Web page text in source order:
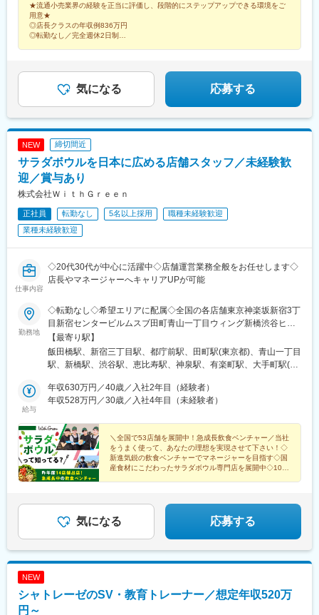
倉市、藤沢市、大和市、相模原市◆埼玉エリア越谷市◆千葉エリ
ア柏市◆静岡エリア伊東市、下田市※下記は勤務地の一例となりま
す※受動喫煙対策：敷地内喫煙可能場所あり
島駅、戸塚駅、都立大学駅、長原駅(東京都)、仲町台駅、中山駅
(神奈川県)、根岸駅(神奈川県)、東長崎駅、東林間駅、藤が丘駅(神
奈川県)、二子玉川駅、自由が丘駅、鷺沼駅、町田駅、武蔵溝ノ口
駅、三鷹駅、南町田グランベリーパーク駅、宮崎台駅、武蔵小杉
洋光台駅、横浜駅、柏の葉キャンパス駅、新綱島駅、渋谷駅、田
園調布駅、乃木坂駅、代官山駅、日吉駅(神奈川県)、大倉山駅(神
奈川県)、溝の口駅、用賀駅、長津田駅、多摩川駅、元住吉駅、す
駅、大崎広小路駅、西太子堂駅、伊豆急下田駅、北千束駅、西台
駅、立川駅、京王多摩川駅、旗の台駅、奥沢駅、西小山駅、御嶽
山駅、新高島駅、六本木駅、二子新地駅、沼部駅、神奈川駅、神
泉駅、下神明駅、洗足池駅、戸越公園駅、京急蒲田駅、大崎駅、
寝姿山駅、立川北駅、布田駅、向河原駅、恵比寿駅、鮫洲駅、九
★流通小売業界の経験を正当に評価し、段階的にステップアップできる環境をご
用意★
◎店長クラスの年収例836万円
◎転勤なし／完全週休2日制
気になる 応募する
NEW 締切間近
サラダボウルを日本に広める店舗スタッフ／未経験歓
迎／賞与あり
株式会社ＷｉｔｈＧｒｅｅｎ
正社員 転勤なし 5名以上採用
職種未経験歓迎
業種未経験歓迎
仕事内容
◇20代30代が中心に活躍中◇店舗運営業務全般をお任せします◇
店長やマネージャーへキャリアUPが可能
勤務地
◇転勤なし◇希望エリアに配属◇全国の各店舗東京神楽坂新宿3丁
目新宿センタービルムスブ田町青山一丁目ウィング新橋渋谷ヒカ
リエShinQs東横のれん街恵比寿渋谷道玄坂通有楽町イトシア大手
町日本橋高島屋S.C.銀座ノボ丸の内オアゾ東京ミッドタウン八重
洲自由が丘北千住マルイ東京ドームシティ ラクーア羽田空港第1
ミネ荻窪池袋神奈川FOOD&TIME ISETAN YOKOHAMA横浜ポルタ
アトレ川崎埼玉ルミネ大宮浦和パルコ千葉成田空港第１ターミナ
ンロード名古屋ユニモール名古屋栄セントラルパーク京都京都ラ
クエ四条烏丸京都高島屋S.C.大阪エキマルシェ大阪大丸梅田ホワ
イティ梅田クリスタ長堀ディアモール大阪兵庫神戸さんちか阪急
西宮ガーデンズ岡山岡山一番街店広島ミナモア広島店福岡アミュ
プラザ博多天神地下街ONE FUKUOKA BLDG.
【最寄り駅】
飯田橋駅、新宿三丁目駅、都庁前駅、田町駅(東京都)、青山一丁目
駅、新橋駅、渋谷駅、恵比寿駅、神泉駅、有楽町駅、大手町駅(東
自由が丘駅、錦糸町駅、北千住駅、後楽園駅、羽田空港第２ター
ミナル駅(東京モノレール・ＡＮＡ利用)、荻窪駅、吉祥寺駅、立川
山おおたかの森駅、栄駅(愛知県)、名鉄名古屋駅、国際センター
駅、久屋大通駅、四条駅(京都市営)、京都河原町駅、東梅田駅、大
阪駅、長堀橋駅、神戸三宮駅(阪急・神戸高速)、西宮北口駅、岡山
駅、広島駅、博多駅、西鉄福岡駅、天神駅、牛込神楽坂駅、新宿
駅(東京メトロ)、新宿西口駅、三田駅(東京都)、乃木坂駅、内幸町
京都)、井の頭公園駅、立川北駅、神奈川駅、新高島駅、京急川崎
駅、栄町駅(愛知県)、近鉄名古屋駅、烏丸駅、祇園四条駅、梅田駅
(地下鉄)、心斎橋駅、大阪梅田駅(阪神線)、神戸三宮駅(阪神)、岡
駅、三宮駅(神戸市営)、西川緑道公園駅、猿猴橋町駅、天神南駅
給与
年収630万円／40歳／入社2年目（経験者）
年収528万円／30歳／入社4年目（未経験者）
＼全国で53店舗を展開中！急成長飲食ベンチャー／当社
をうまく使って、あなたの理想を実現させて下さい！◇
新進気鋭の飲食ベンチャーでマネージャーを目指す◇国
産食材にこだわったサラダボウル専門店を展開中◇100
気になる 応募する
NEW
シャトレーゼのSV・教育トレーナー／想定年収520万
円～